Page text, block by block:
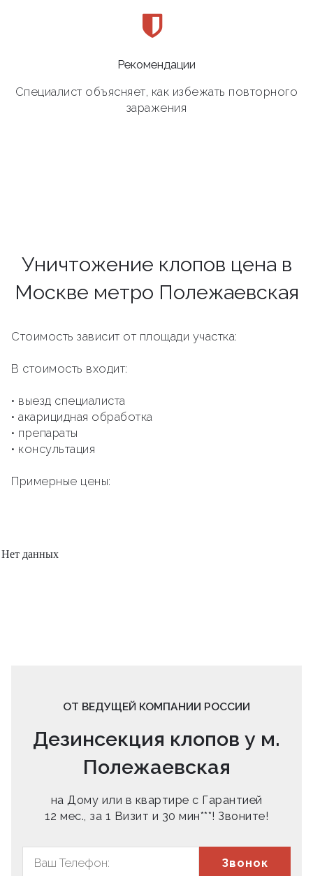
Рекомендации
Специалист объясняет, как избежать повторного
заражения
Уничтожение клопов цена в
Москве метро Полежаевская
Стоимость зависит от площади участка:
В стоимость входит:
• выезд специалиста
• акарицидная обработка
• препараты
• консультация
Примерные цены:
Нет данных
ОТ ВЕДУЩЕЙ КОМПАНИИ РОССИИ
Дезинсекция клопов у м.
Полежаевская
на Дому или в квартире с Гарантией
12 мес., за 1 Визит и 30 мин***! Звоните!
Звонок